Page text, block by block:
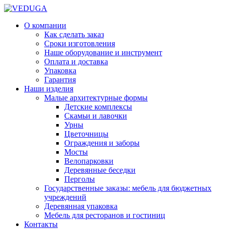
О компании
Как сделать заказ
Сроки изготовления
Наше оборудование и инструмент
Оплата и доставка
Упаковка
Гарантия
Наши изделия
Малые архитектурные формы
Детские комплексы
Скамьи и лавочки
Урны
Цветочницы
Ограждения и заборы
Мосты
Велопарковки
Деревянные беседки
Перголы
Государственные заказы: мебель для бюджетных
учреждений
Деревянная упаковка
Мебель для ресторанов и гостиниц
Контакты